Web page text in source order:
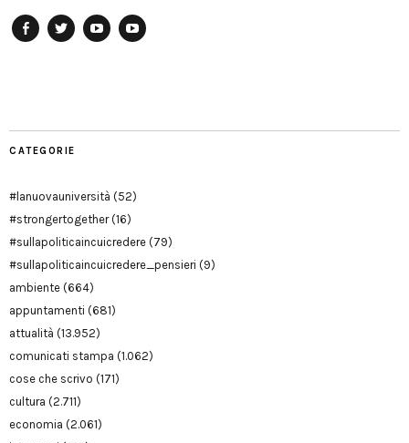
CATEGORIE
#lanuovauniversità (52)
#strongertogether(16)
#sullapoliticaincuicredere (79)
#sullapoliticaincuicredere_pensieri (9)
ambiente (664)
appuntamenti (681)
attualità (13.952)
comunicati stampa (1.062)
cose che scrivo (171)
cultura (2.711)
economia (2.061)